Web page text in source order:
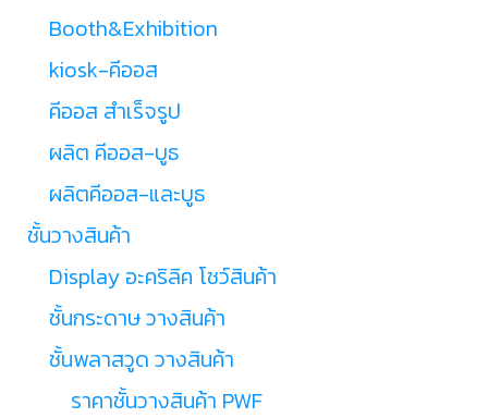
Booth&Exhibition
kiosk-คีออส
คีออส สำเร็จรูป
ผลิต คีออส-บูธ
ผลิตคีออส-และบูธ
ชั้นวางสินค้า
Display อะคริลิค โชว์สินค้า
ชั้นกระดาษ วางสินค้า
ชั้นพลาสวูด วางสินค้า
ราคาชั้นวางสินค้า PWF